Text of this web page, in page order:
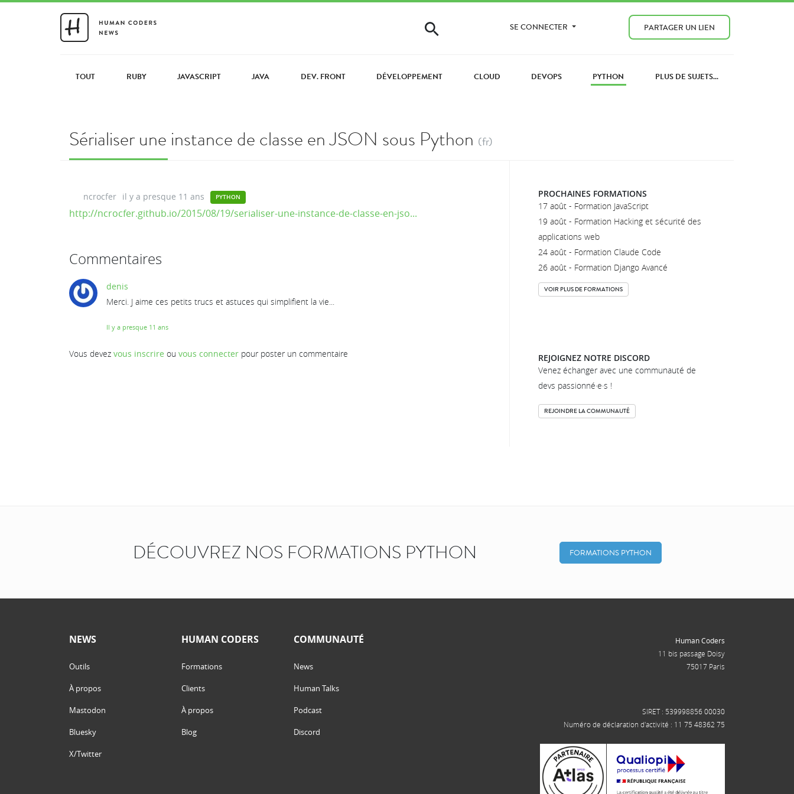
SE CONNECTER PARTAGER UN LIEN
TOUT RUBY JAVASCRIPT JAVA DEV. FRONT DÉVELOPPEMENT CLOUD DEVOPS PYTHON PLUS DE SUJETS...
Sérialiser une instance de classe en JSON sous Python (fr)
ncrocfer il y a presque 11 ans PYTHON
http://ncrocfer.github.io/2015/08/19/serialiser-une-instance-de-classe-en-jso...
Commentaires
denis
Merci. J aime ces petits trucs et astuces qui simplifient la vie...
Il y a presque 11 ans
Vous devez vous inscrire ou vous connecter pour poster un commentaire
PROCHAINES FORMATIONS
17 août - Formation JavaScript
19 août - Formation Hacking et sécurité des
applications web
24 août - Formation Claude Code
26 août - Formation Django Avancé
VOIR PLUS DE FORMATIONS
REJOIGNEZ NOTRE DISCORD
Venez échanger avec une communauté de
devs passionné·e·s !
REJOINDRE LA COMMUNAUTÉ
DÉCOUVREZ NOS FORMATIONS PYTHON FORMATIONS PYTHON
NEWS
Outils
À propos
Mastodon
Bluesky
X/Twitter
HUMAN CODERS
Formations
Clients
À propos
Blog
COMMUNAUTÉ
News
Human Talks
Podcast
Discord
Human Coders
11 bis passage Doisy
75017 Paris
SIRET : 539998856 00030
Numéro de déclaration d'activité : 11 75 48362 75